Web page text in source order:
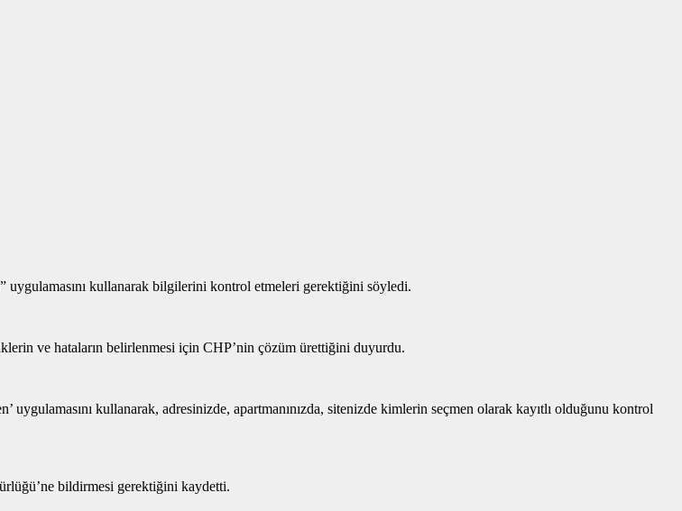
kullanarak bilgilerini kontrol etmeleri gerektiğini söyledi.
ve hataların belirlenmesi için CHP’nin çözüm ürettiğini duyurdu.
kullanarak, adresinizde, apartmanınızda, sitenizde kimlerin seçmen olarak kayıtlı olduğunu kontrol
bildirmesi gerektiğini kaydetti.